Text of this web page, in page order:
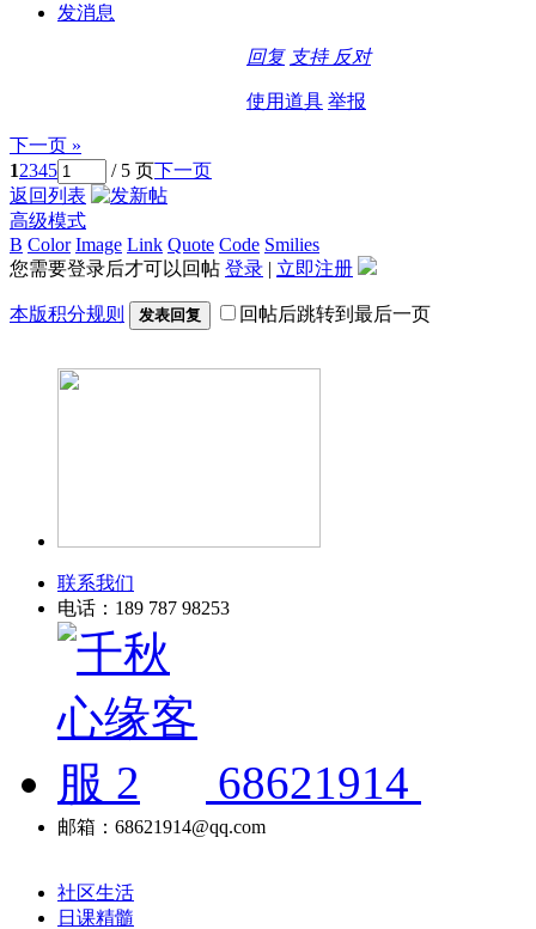
发消息
回复 支持 反对
使用道具 举报
下一页 »
12345 / 5 页下一页
返回列表
高级模式
B Color Image Link Quote Code Smilies
您需要登录后才可以回帖 登录 | 立即注册
本版积分规则 发表回复 回帖后跳转到最后一页
联系我们
电话：189 787 98253
68621914
邮箱：68621914@qq.com
社区生活
日课精髓